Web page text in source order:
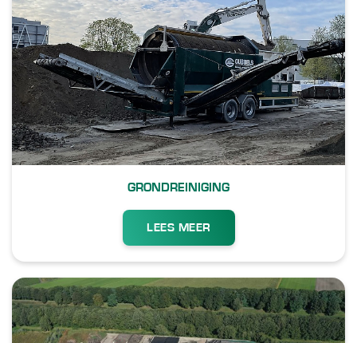
GRONDREINIGING
LEES MEER